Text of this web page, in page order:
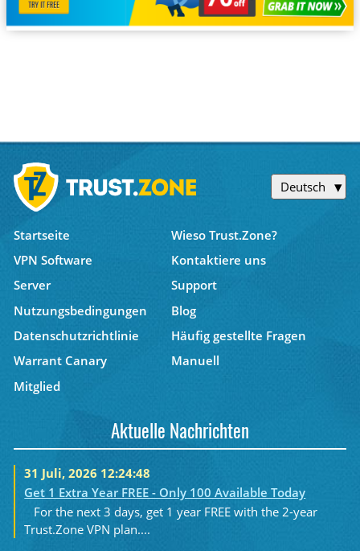
Deutsch
Startseite
Wieso Trust.Zone?
VPN Software
Kontaktiere uns
Server
Support
Nutzungsbedingungen
Blog
Datenschutzrichtlinie
Häufig gestellte Fragen
Warrant Canary
Manuell
Mitglied
Aktuelle Nachrichten
31 Juli, 2026 12:24:48
Get 1 Extra Year FREE - Only 100 Available Today
For the next 3 days, get 1 year FREE with the 2-year
Trust.Zone VPN plan....